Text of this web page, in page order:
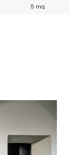
5 mq